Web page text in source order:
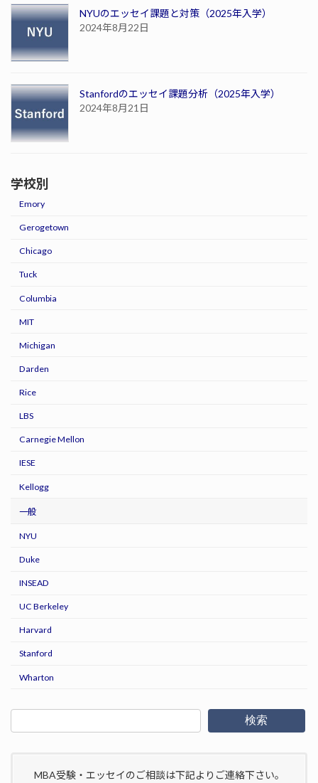
NYUのエッセイ課題と対策（2025年入学）
2024年8月22日
Stanfordのエッセイ課題分析（2025年入学）
2024年8月21日
学校別
Emory
Gerogetown
Chicago
Tuck
Columbia
MIT
Michigan
Darden
Rice
LBS
Carnegie Mellon
IESE
Kellogg
一般
NYU
Duke
INSEAD
UC Berkeley
Harvard
Stanford
Wharton
検索
MBA受験・エッセイのご相談は下記よりご連絡下さい。